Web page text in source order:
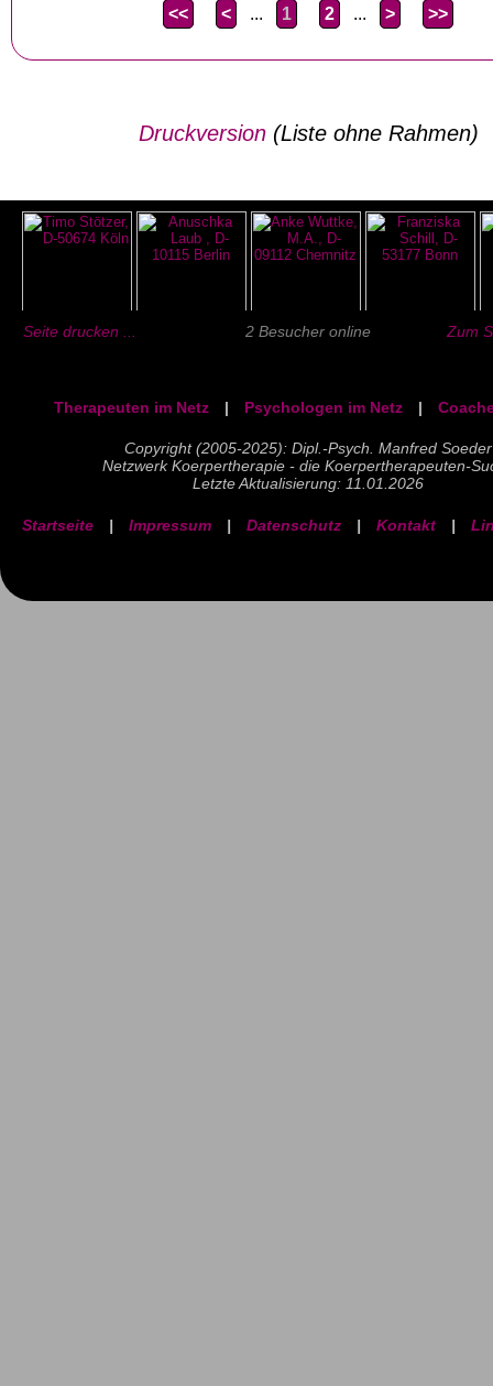
<< < ... 1 2 ... > >>
Druckversion(Liste ohne Rahmen)
Seite drucken ... 2 Besucher online Zum
Therapeuten im Netz | Psychologen im Netz |
Copyright (2005-2025): Dipl.-Psych. Manfred Soeder
Netzwerk Koerpertherapie - die Koerpertherapeuten-
Letzte Aktualisierung: 11.01.2026
Startseite | Impressum | Datenschutz | Kontakt |